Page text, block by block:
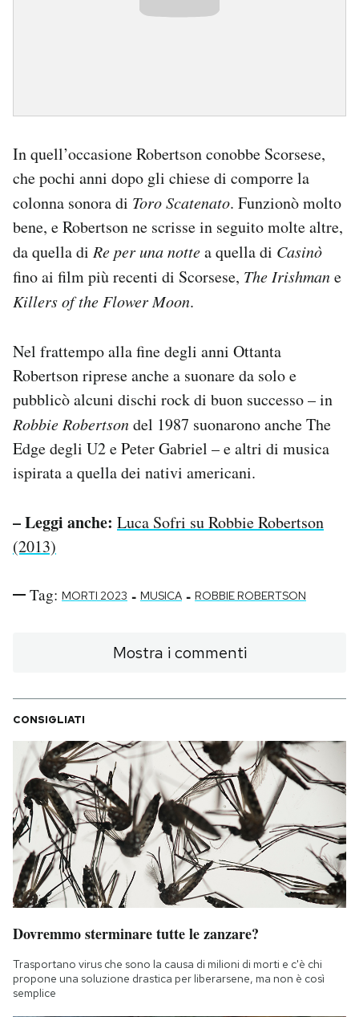
In quell’occasione Robertson conobbe Scorsese,
che pochi anni dopo gli chiese di comporre la
colonna sonora di Toro Scatenato. Funzionò molto
bene, e Robertson ne scrisse in seguito molte altre,
da quella di Re per una nottea quella di Casinò
fino ai film più recenti di Scorsese, The Irishmane
Killers of the Flower Moon.
Nel frattempo alla fine degli anni Ottanta
Robertson riprese anche a suonare da solo e
pubblicò alcuni dischi rock di buon successo – in
Robbie Robertsondel 1987 suonarono anche The
Edge degli U2 e Peter Gabriel – e altri di musica
ispirata a quella dei nativi americani.
– Leggi anche: Luca Sofri su Robbie Robertson
(2013)
Tag: MORTI 2023 - MUSICA - ROBBIE ROBERTSON
Mostra i commenti
CONSIGLIATI
Dovremmo sterminare tutte le zanzare?
Trasportano virus che sono la causa di milioni di morti e c'è chi
propone una soluzione drastica per liberarsene, ma non è così
semplice